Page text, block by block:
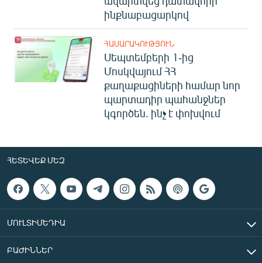
ինքնաբացարկով
ՀԱՍԱՐԱԿՈՒԹՅՈՒՆ
Սեպտեմբերի 1-ից
Մոսկվայում ՀՀ
քաղաքացիների համար նոր
պարտադիր պահանջներ
կգործեն. ինչ է փոխվում
ՀԵՏԵՎԵՔ ՄԵԶ
ՄՈՒԼՏԻՄԵԴԻԱ
ԲԱԺԻՆՆԵՐ